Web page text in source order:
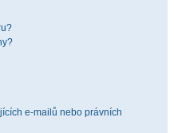
e-mailů nebo právních